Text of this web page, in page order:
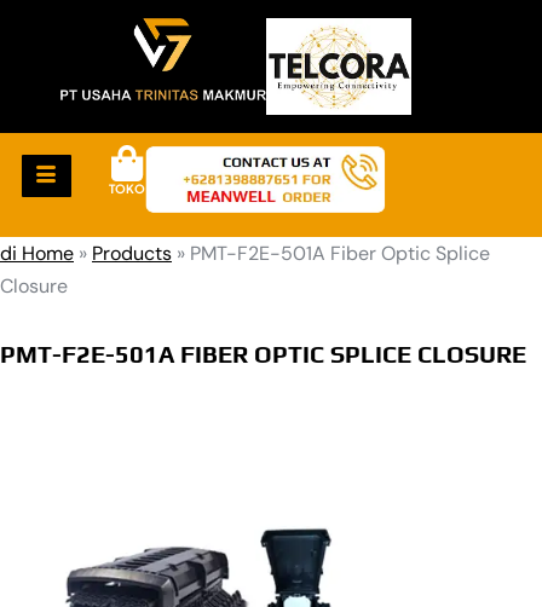
TOKO
di Home » Products » PMT-F2E-501A Fiber Optic Splice
Closure
PMT-F2E-501A FIBER OPTIC SPLICE CLOSURE